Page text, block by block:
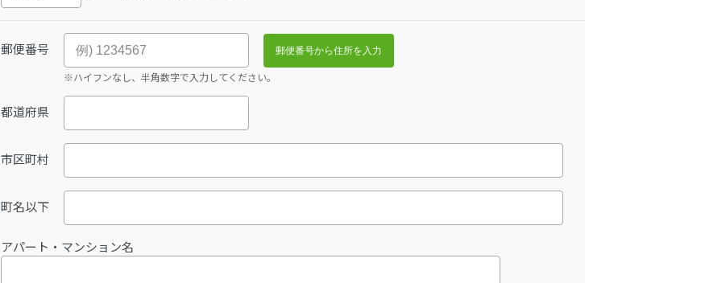
郵便番号
※ハイフンなし、半角数字で入力してください。
都道府県
市区町村
町名以下
アパート・マンション名